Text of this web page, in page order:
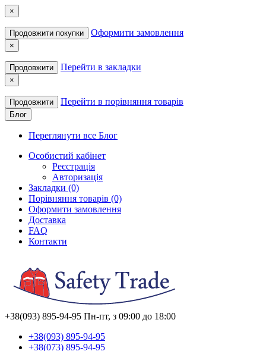
×
Продовжити покупки Оформити замовлення
×
Продовжити Перейти в закладки
×
Продовжити Перейти в порівняння товарів
Блог
Переглянути все Блог
Особистий кабінет
Реєстрація
Авторизація
Закладки (0)
Порівняння товарів (0)
Оформити замовлення
Доставка
FAQ
Контакти
+38(093) 895-94-95 Пн-пт, з 09:00 до 18:00
+38(093) 895-94-95
+38(073) 895-94-95